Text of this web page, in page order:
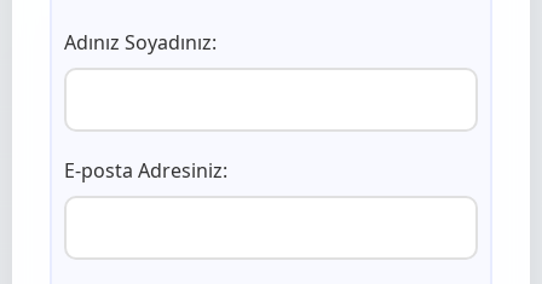
Adınız Soyadınız:
E-posta Adresiniz: